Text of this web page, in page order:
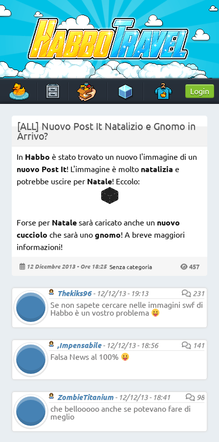
Skip
to
content
HabboTravel
Un viaggio di pixel!
Login
[ALL] Nuovo Post It Natalizio e Gnomo in
Arrivo?
In Habbo è stato trovato un nuovo l'immagine di un
nuovo Post It! L'immagine è molto natalizia e
potrebbe uscire per Natale! Eccolo:
Forse per Natale sarà caricato anche un nuovo
cucciolo che sarà uno gnomo! A breve maggiori
informazioni!
12 Dicembre 2013 - Ore 18:25 Senza categoria 457
Thekiks96- 12/12/13 - 19:13
231
Se non sapete cercare nelle immagini swf di
Habbo è un vostro problema
,Impensabile- 12/12/13 - 18:56
141
Falsa News al 100%
ZombieTitanium - 12/12/13 - 18:41
98
che bellooooo anche se potevano fare di
meglio